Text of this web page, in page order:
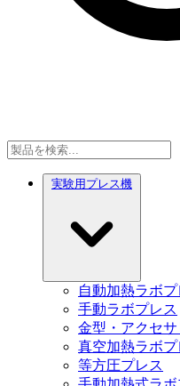
実験用プレス機
自動加熱ラボプ
手動ラボプレス
金型・アクセサ
真空加熱ラボプ
等方圧プレス